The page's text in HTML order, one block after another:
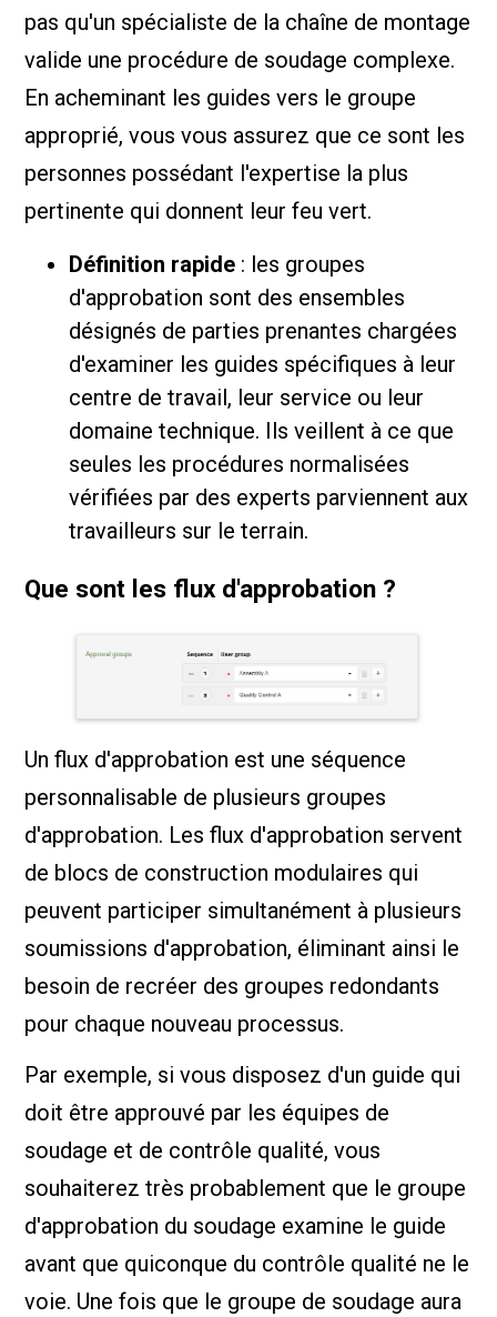
pas qu'un spécialiste de la chaîne de montage
valide une procédure de soudage complexe.
En acheminant les guides vers le groupe
approprié, vous vous assurez que ce sont les
personnes possédant l'expertise la plus
pertinente qui donnent leur feu vert.
Définition rapide : les groupes
d'approbation sont des ensembles
désignés de parties prenantes chargées
d'examiner les guides spécifiques à leur
centre de travail, leur service ou leur
domaine technique. Ils veillent à ce que
seules les procédures normalisées
vérifiées par des experts parviennent aux
travailleurs sur le terrain.
Que sont les flux d'approbation ?
Un flux d'approbation est une séquence
personnalisable de plusieurs groupes
d'approbation. Les flux d'approbation servent
de blocs de construction modulaires qui
peuvent participer simultanément à plusieurs
soumissions d'approbation, éliminant ainsi le
besoin de recréer des groupes redondants
pour chaque nouveau processus.
Par exemple, si vous disposez d'un guide qui
doit être approuvé par les équipes de
soudage et de contrôle qualité, vous
souhaiterez très probablement que le groupe
d'approbation du soudage examine le guide
avant que quiconque du contrôle qualité ne le
voie. Une fois que le groupe de soudage aura